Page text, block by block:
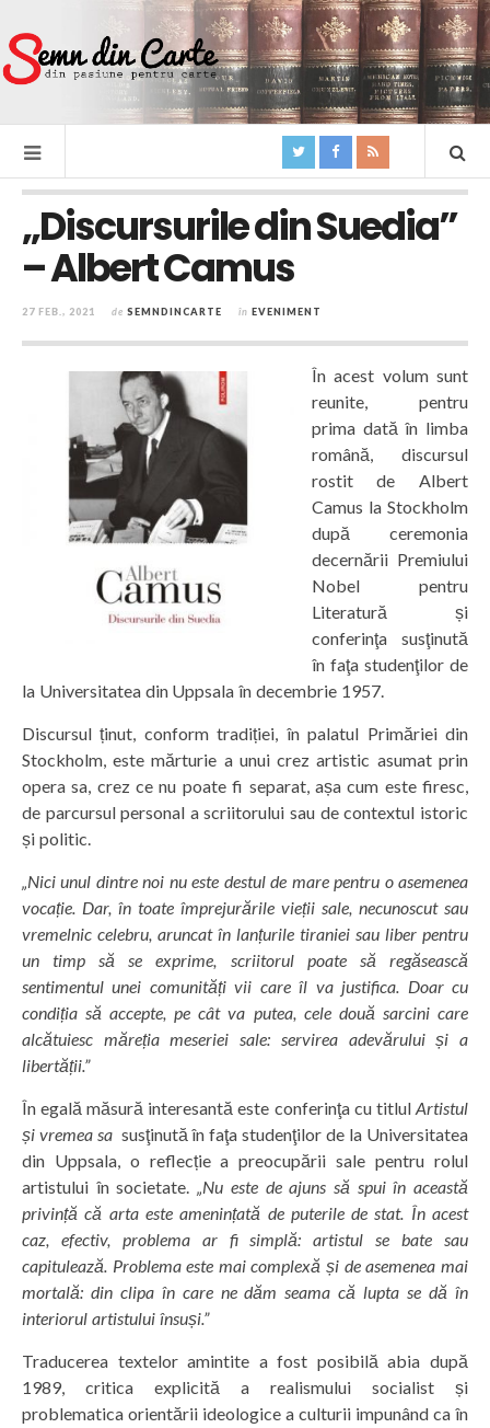
„Discursurile din Suedia”
– Albert Camus
27 FEB., 2021 de SEMNDINCARTE în EVENIMENT
În acest volum sunt
reunite, pentru
prima dată în limba
română, discursul
rostit de Albert
Camus la Stockholm
după ceremonia
decernării Premiului
Nobel pentru
Literatură și
conferinţa susţinută
în faţa studenţilor de
la Universitatea din Uppsala în decembrie 1957.
Discursul ținut, conform tradiției, în palatul Primăriei din
Stockholm, este mărturie a unui crez artistic asumat prin
opera sa, crez ce nu poate fi separat, așa cum este firesc,
de parcursul personal a scriitorului sau de contextul istoric
și politic.
„Nici unul dintre noi nu este destul de mare pentru o asemenea
vocație. Dar, în toate împrejurările vieții sale, necunoscut sau
vremelnic celebru, aruncat în lanțurile tiraniei sau liber pentru
un timp să se exprime, scriitorul poate să regăsească
sentimentul unei comunități vii care îl va justifica. Doar cu
condiția să accepte, pe cât va putea, cele două sarcini care
alcătuiesc măreția meseriei sale: servirea adevărului și a
libertății.”
În egală măsură interesantă este conferinţa cu titlul Artistul
și vremea sasusţinută în faţa studenţilor de la Universitatea
din Uppsala, o reflecție a preocupării sale pentru rolul
artistului în societate.„Nu este de ajuns să spui în această
privință că arta este amenințată de puterile de stat. În acest
caz, efectiv, problema ar fi simplă: artistul se bate sau
capitulează. Problema este mai complexă și de asemenea mai
mortală: din clipa în care ne dăm seama că lupta se dă în
interiorul artistului însuși.”
Traducerea textelor amintite a fost posibilă abia după
1989, critica explicită a realismului socialist și
problematica orientării ideologice a culturii impunând ca în